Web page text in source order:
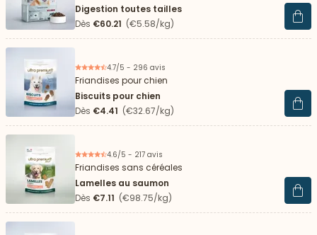
Digestion toutes tailles
Dès €60.21 (€5.58/kg) Voir
4.7/5 - 296 avis
Friandises pour chien
Biscuits pour chien
Dès €4.41 (€32.67/kg) Voir
4.6/5 - 217 avis
Friandises sans céréales
Lamelles au saumon
Dès €7.11 (€98.75/kg) Voir